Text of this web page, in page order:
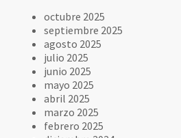
octubre 2025
septiembre 2025
agosto 2025
julio 2025
junio 2025
mayo 2025
abril 2025
marzo 2025
febrero 2025